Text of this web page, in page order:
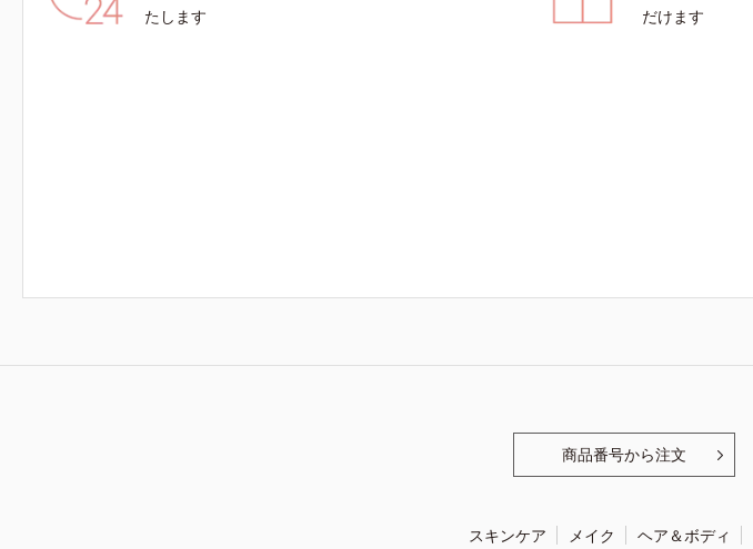
たします
だけます
商品番号から注文
スキンケア メイク ヘア＆ボディ